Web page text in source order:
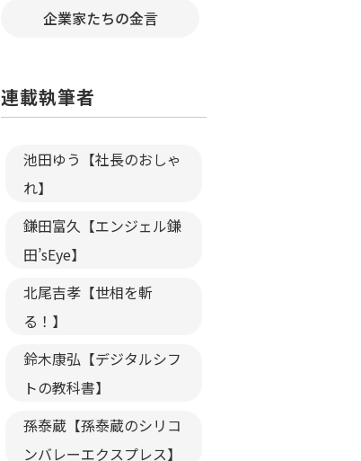
企業家たちの金言
連載執筆者
池田ゆう【社長のおしゃ
れ】
鎌田富久【エンジェル鎌
田’sEye】
北尾吉孝【世相を斬
る！】
鈴木康弘【デジタルシフ
トの教科書】
孫泰蔵【孫泰蔵のシリコ
ンバレーエクスプレス】